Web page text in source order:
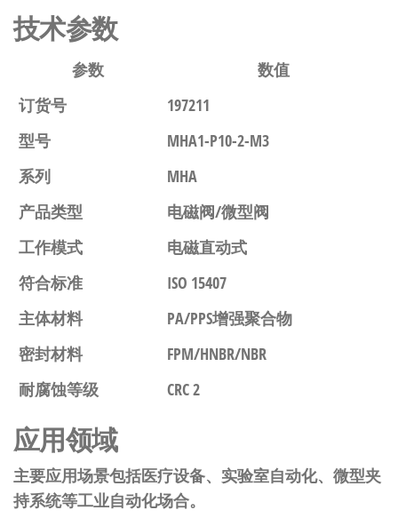
技术参数
参数
数值
订货号
197211
型号
MHA1-P10-2-M3
系列
MHA
产品类型
电磁阀/微型阀
工作模式
电磁直动式
符合标准
ISO 15407
主体材料
PA/PPS增强聚合物
密封材料
FPM/HNBR/NBR
耐腐蚀等级
CRC 2
应用领域
主要应用场景包括医疗设备、实验室自动化、微型夹
持系统等工业自动化场合。